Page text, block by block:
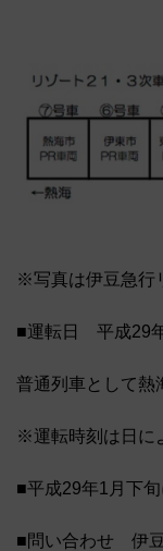
※写真は伊豆急行
■運転日 平成29
普通列車として熱
※運転時刻は日に
■平成29年1月下
■問い合わせ 伊